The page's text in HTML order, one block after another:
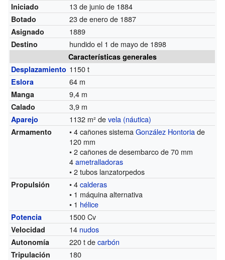
Iniciado 13 de junio de 1884
Botado 23 de enero de 1887
Asignado 1889
Destino hundido el 1 de mayo de 1898
Características generales
Desplazamiento 1150 t
Eslora 64 m
Manga 9,4 m
Calado 3,9 m
Aparejo 1132 m² devela (náutica)
Armamento • 4 cañones sistemaGonzález Hontoriade
120 mm
• 2 cañones de desembarco de 70 mm
4ametralladoras
• 2 tubos lanzatorpedos
Propulsión • 4calderas
• 1 máquina alternativa
• 1 hélice
Potencia 1500 Cv
Velocidad 14 nudos
Autonomía 220 t decarbón
Tripulación 180